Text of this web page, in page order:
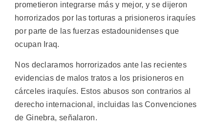
prometieron integrarse más y mejor, y se dijeron
horrorizados por las torturas a prisioneros iraquíes
por parte de las fuerzas estadounidenses que
ocupan Iraq.
Nos declaramos horrorizados ante las recientes
evidencias de malos tratos a los prisioneros en
cárceles iraquíes. Estos abusos son contrarios al
derecho internacional, incluidas las Convenciones
de Ginebra, señalaron.